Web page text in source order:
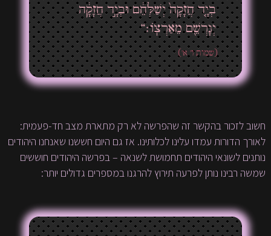
בְיָ֤ד חֲזָקָה֙ יְשַׁלְּחֵ֔ם וּבְיָ֣ד חֲזָקָ֔ה
יְגָרְשֵׁ֖ם מֵאַרְצֽוֹ׃“
(שמות ו' א')
חשוב לזכור בהקשר זה שהפרשה לא רק מתארת מצב חד-פעמית:
לאורך הדורות עמדו עלינו לכלותינו. אז גם היום חששנו שאנחנו היהודים
נותנים לשונאי היהודים תחמושת לשנאה – בפרשה היהודים חוששים
שמשה רבינו נותן לפרעה תירוץ להרגנו במספרים גדולים יותר: